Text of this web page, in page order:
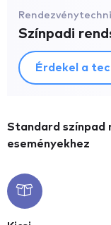
Színpadi
Érdekel a
Standard színpad
eseményekhez